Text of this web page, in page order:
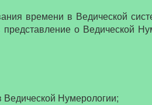
времени в Ведической
о Ведической
Ведической Нумерологии;